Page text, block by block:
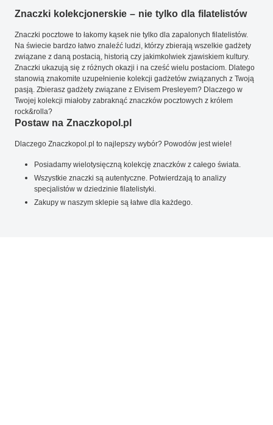
Znaczki kolekcjonerskie – nie tylko dla filatelistów
Znaczki pocztowe to łakomy kąsek nie tylko dla zapalonych filatelistów.
Na świecie bardzo łatwo znaleźć ludzi, którzy zbierają wszelkie gadżety
związane z daną postacią, historią czy jakimkolwiek zjawiskiem kultury.
Znaczki ukazują się z różnych okazji i na cześć wielu postaciom. Dlatego
stanowią znakomite uzupełnienie kolekcji gadżetów związanych z Twoją
pasją. Zbierasz gadżety związane z Elvisem Presleyem? Dlaczego w
Twojej kolekcji miałoby zabraknąć znaczków pocztowych z królem
rock&rolla?
Postaw na Znaczkopol.pl
Dlaczego Znaczkopol.pl to najlepszy wybór? Powodów jest wiele!
Posiadamy wielotysięczną kolekcję znaczków z całego świata.
Wszystkie znaczki są autentyczne. Potwierdzają to analizy
specjalistów w dziedzinie filatelistyki.
Zakupy w naszym sklepie są łatwe dla każdego.